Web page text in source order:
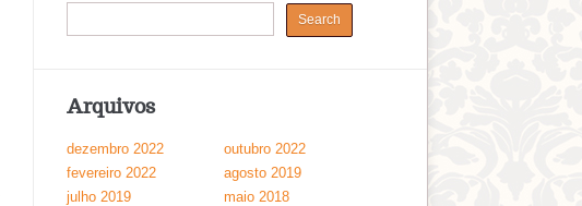
Arquivos
dezembro 2022
outubro 2022
fevereiro 2022
agosto 2019
julho 2019
maio 2018